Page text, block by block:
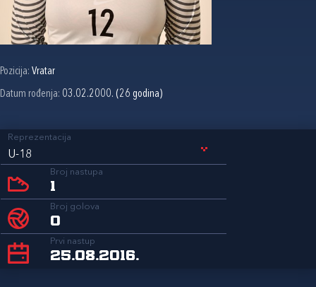
Pozicija: Vratar
Datum rođenja: 03.02.2000. (26 godina)
Reprezentacija
U-18
Broj nastupa
1
Broj golova
0
Prvi nastup
25.08.2016.